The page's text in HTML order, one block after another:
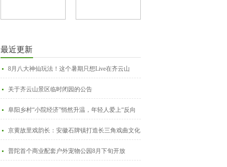
最近更新
8月八大神仙玩法！这个暑期只想Live在齐云山
关于齐云山景区临时闭园的公告
阜阳乡村“小院经济”悄然升温，年轻人爱上“反向
打卡”
京黄故里戏韵长：安徽石牌镇打造长三角戏曲文化
地标
普陀首个商业配套户外宠物公园8月下旬开放